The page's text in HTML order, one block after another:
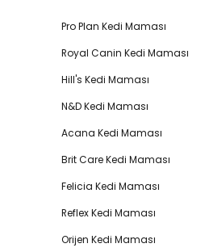
Pro Plan Kedi Maması
Royal Canin Kedi Maması
Hill's Kedi Maması
N&D Kedi Maması
Acana Kedi Maması
Brit Care Kedi Maması
Felicia Kedi Maması
Reflex Kedi Maması
Orijen Kedi Maması